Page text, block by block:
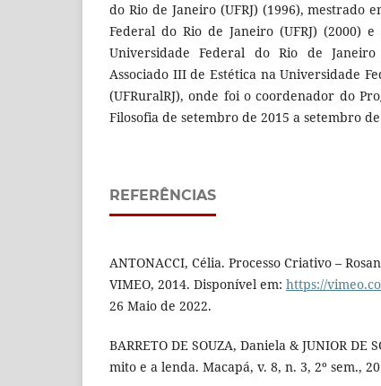
do Rio de Janeiro (UFRJ) (1996), mestrado
Federal do Rio de Janeiro (UFRJ) (2000)
Universidade Federal do Rio de Janeiro
Associado III de Estética na Universidade
(UFRuralRJ), onde foi o coordenador do
Filosofia de setembro de 2015 a setembro
REFERÊNCIAS
ANTONACCI, Célia. Processo Criativo –
VIMEO, 2014. Disponível em: https://
26 Maio de 2022.
BARRETO DE SOUZA, Daniela & JUNIOR
mito e a lenda. Macapá, v. 8, n. 3, 2º sem.,